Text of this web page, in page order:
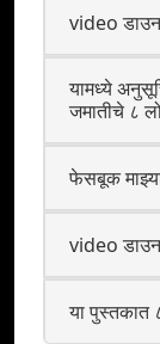
video
यामध्ये
जमातीचे ८
फेसबूक
video
या